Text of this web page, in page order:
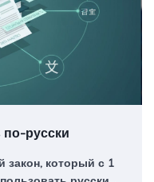
по-русски
закон, который с 1